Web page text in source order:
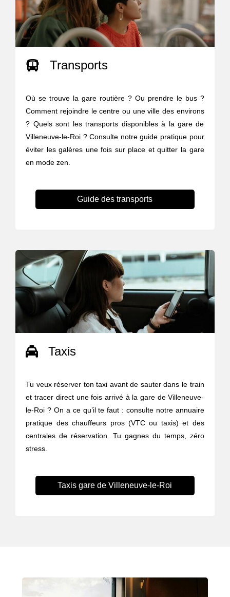
Transports
Où se trouve la gare routière ? Ou prendre le bus ?
Comment rejoindre le centre ou une ville des environs
? Quels sont les transports disponibles à la gare de
Villeneuve-le-Roi ? Consulte notre guide pratique pour
éviter les galères une fois sur place et quitter la gare
en mode zen.
Guide des transports
Taxis
Tu veux réserver ton taxi avant de sauter dans le train
et tracer direct une fois arrivé à la gare de Villeneuve-
le-Roi ? On a ce qu’il te faut : consulte notre annuaire
pratique des chauffeurs pros (VTC ou taxis) et des
centrales de réservation. Tu gagnes du temps, zéro
stress.
Taxis gare de Villeneuve-le-Roi